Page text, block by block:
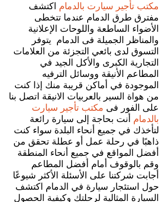
مكتب تأجير سيارت بالدمام اكتشف
مفترق طرق الدمام عندما تتخطى
الأضواء الساطعة واللوحات الإعلانية
والمناظر الجميلة فى الدمام يتوفر
التسوق لدى بائعي التجزئة من العلامات
التجارية الكبرى والأكل الجيد في
المطاعم الأنيقة ووسائل الترفيه
الموجودة في أماكن قريبة منك إذا كنت
من هواة السير بالعربيات الانيقة اتصل بنا
على الفور فى مكتب تأجير سيارت
بالدمام أنت بحاجة إلى سيارة رائعة
لتأخذك في جميع أنحاء البلدة سواء كنت
ذاهبًا في رحلة عمل أو عطلة تحقق من
أفضل المواقع في جميع أنحاء المنطقة
وقم بالوقوف أمام أفضل المطاعم
أجابت شركتنا على الأسئلة الأكثر شيوعًا
حول استئجار سيارة في الدمام اكتشف
السيارة المثالية لرحلتك وكيفية الحصول